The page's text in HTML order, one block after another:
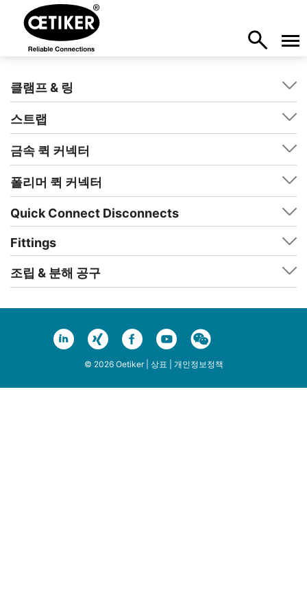
클램프 & 링
스트랩
금속 퀵 커넥터
폴리머 퀵 커넥터
Quick Connect Disconnects
Fittings
조립 & 분해 공구
© 2026 Oetiker | 상표 개인정보정책